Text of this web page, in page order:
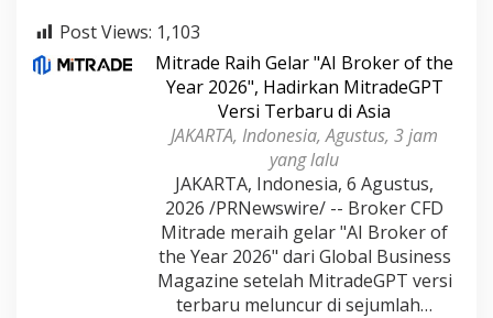
Post Views: 1,103
Mitrade Raih Gelar "AI Broker of the
Year 2026", Hadirkan MitradeGPT
Versi Terbaru di Asia
JAKARTA, Indonesia, Agustus, 3 jam
yang lalu
JAKARTA, Indonesia, 6 Agustus,
2026 /PRNewswire/ -- Broker CFD
Mitrade meraih gelar "AI Broker of
the Year 2026" dari Global Business
Magazine setelah MitradeGPT versi
terbaru meluncur di sejumlah…